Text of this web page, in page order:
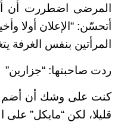
المرضى اضطررت أن
أتحسّن: “الإعلان أولا
المرأتين بنفس الغرفة
ردت صاحبتها: “جزارين”
كنت على وشك أن أضم
قليلا، لكن “مايكل”